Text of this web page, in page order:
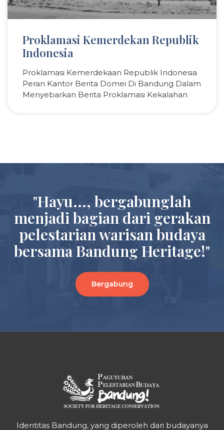
Proklamasi Kemerdekan Republik
Indonesia
Proklamasi Kemerdekaan Republik Indonesia
Peran Kantor Berita Domei Di Bandung Dalam
Menyebarkan Berita Proklamasi Kekalahan
"Hayu..., bergabunglah
menjadi bagian dari gerakan
pelestarian warisan budaya
bersama Bandung Heritage!"
Bergabung
Identitas Bandung, yang diperoleh dari budayanya